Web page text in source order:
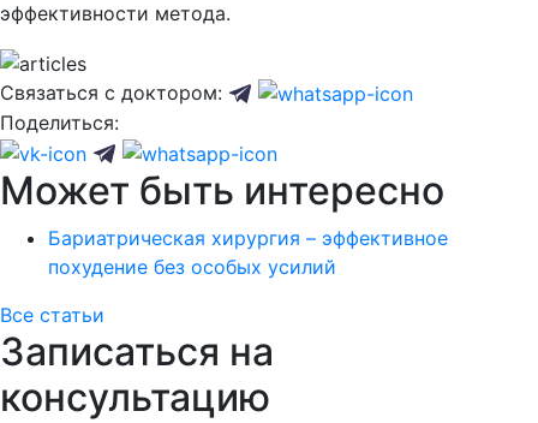
эффективности метода.
Связаться с доктором:
Поделиться:
Может быть интересно
Бариатрическая хирургия – эффективное
похудение без особых усилий
Все статьи
Записаться на
консультацию